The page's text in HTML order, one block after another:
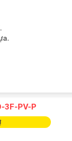
3F-PV-P